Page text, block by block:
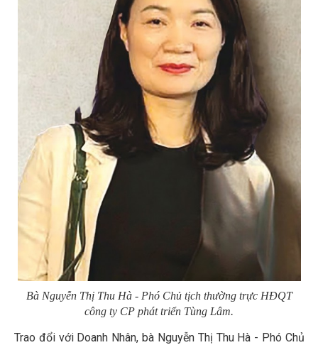
Bà Nguyễn Thị Thu Hà - Phó Chủ tịch thường trực HĐQT
công ty CP phát triển Tùng Lâm.
Trao đổi với Doanh Nhân, bà Nguyễn Thị Thu Hà - Phó Chủ